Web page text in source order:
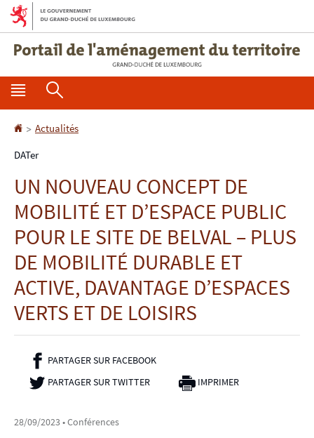
r
l
r
u
u
p
r
i
n
c
i
p
c
e
r
c
h
e
r
A
c
u
e
l
> Actualités
DATer
UN NOUVEAU CONCEPT DE
MOBILITÉ ET D’ESPACE PUBLIC
POUR LE SITE DE BELVAL – PLUS
DE MOBILITÉ DURABLE ET
ACTIVE, DAVANTAGE D’ESPACES
VERTS ET DE LOISIRS
PARTAGER SUR FACEBOOK- NOUVELLE FENÊTRE
PARTAGER SUR TWITTER- NOUVELLE FENÊTRE
IMPRIMER
28/09/2023• Conférences